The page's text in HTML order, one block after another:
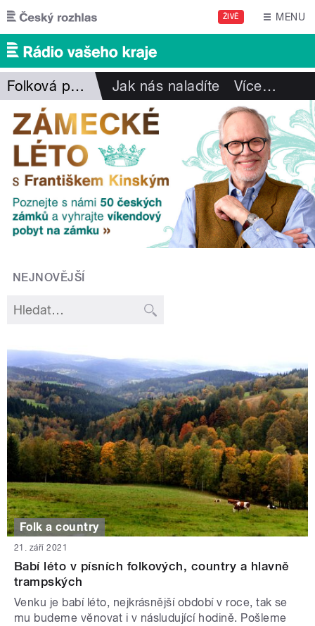
Přejít k hlavnímu obsahu
ŽIVĚ MENU
Folková pohlazení Jak nás naladíte Více…
NEJNOVĚJŠÍ
Folk a country
21. září 2021
Babí léto v písních folkových, country a hlavně
trampských
Venku je babí léto, nejkrásnější období v roce, tak se
mu budeme věnovat i v násludující hodině. Pošleme